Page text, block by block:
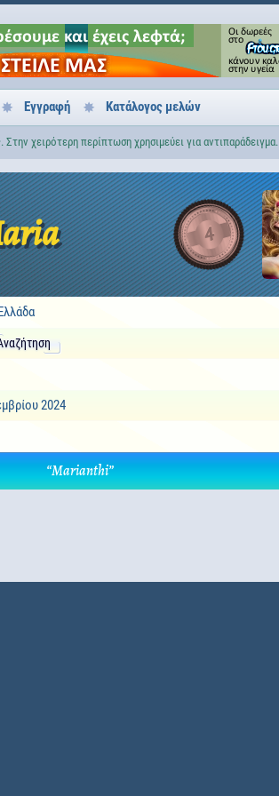
Εγγραφή Κατάλογος μελών
χειρότερη περίπτωση χρησιμεύει για αντιπαράδειγμα.
4
2024
“Marianthi”